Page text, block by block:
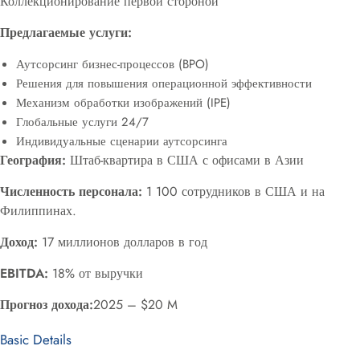
Предлагаемые услуги:
Аутсорсинг бизнес-процессов (BPO)
Решения для повышения операционной эффективности
Механизм обработки изображений (IPE)
Глобальные услуги 24/7
Индивидуальные сценарии аутсорсинга
География: Штаб-квартира в США с офисами в Азии
Численность персонала: 1 100 сотрудников в США и на
Филиппинах.
Доход: 17 миллионов долларов в год
EBITDA: 18% от выручки
Прогноз дохода:2025 – $20 M
Basic Details